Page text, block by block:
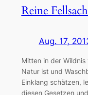
Reine
Aug. 17,
Mitten in der
Natur ist und
Einklang schätzen,
diesen Gesetzen